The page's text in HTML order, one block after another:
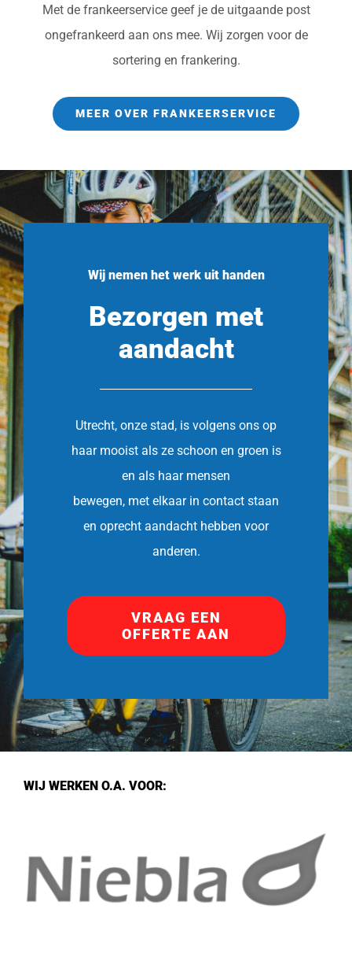
Met de frankeerservice geef je de uitgaande post
ongefrankeerd aan ons mee. Wij zorgen voor de
sortering en frankering.
MEER OVER FRANKEERSERVICE
Wij nemen het werk uit handen
Bezorgen met
aandacht
Utrecht, onze stad, is volgens ons op
haar mooist als ze schoon en groen is
en als haar mensen
bewegen, met elkaar in contact staan
en oprecht aandacht hebben voor
anderen.
VRAAG EEN
OFFERTE AAN
WIJ WERKEN O.A. VOOR: